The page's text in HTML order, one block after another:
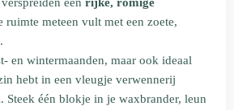
ruimte meteen vult met een zoete,
en wintermaanden, maar ook ideaal
hebt in een vleugje verwennerij
Steek één blokje in je waxbrander, leun